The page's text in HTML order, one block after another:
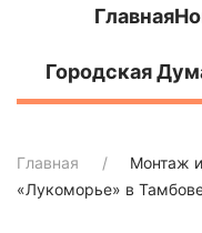
Главная
Городская
Главная
Монтаж
«Лукоморье» в